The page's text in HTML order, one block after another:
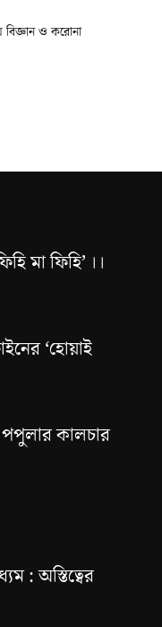
বিজ্ঞান ও করোনা
মা ফিহি’ ।।
‘হোয়াই
পপুলার কালচার
: অস্তিত্বের